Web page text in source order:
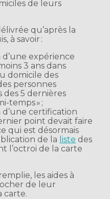
de leurs
qu’après la
à savoir :
expérience
3 ans dans
domicile des
personnes
des 5 dernières
temps » ;
certification
point devait faire
qui est désormais
de la liste des
l’octroi de la carte
les aides à
de leur
carte.